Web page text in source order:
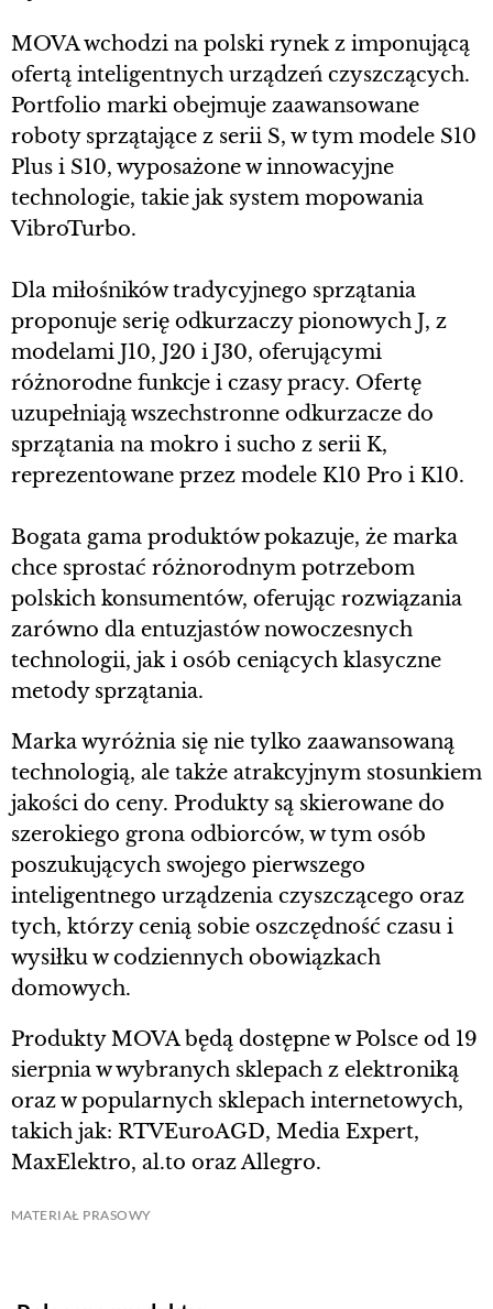
MOVA wchodzi na polski rynek z imponującą
ofertą inteligentnych urządzeń czyszczących.
Portfolio marki obejmuje zaawansowane
roboty sprzątające z serii S, w tym modele S10
Plus i S10, wyposażone w innowacyjne
technologie, takie jak system mopowania
VibroTurbo.
Dla miłośników tradycyjnego sprzątania
proponuje serię odkurzaczy pionowych J, z
modelami J10, J20 i J30, oferującymi
różnorodne funkcje i czasy pracy. Ofertę
uzupełniają wszechstronne odkurzacze do
sprzątania na mokro i sucho z serii K,
reprezentowane przez modele K10 Pro i K10.
Bogata gama produktów pokazuje, że marka
chce sprostać różnorodnym potrzebom
polskich konsumentów, oferując rozwiązania
zarówno dla entuzjastów nowoczesnych
technologii, jak i osób ceniących klasyczne
metody sprzątania.
Marka wyróżnia się nie tylko zaawansowaną
technologią, ale także atrakcyjnym stosunkiem
jakości do ceny. Produkty są skierowane do
szerokiego grona odbiorców, w tym osób
poszukujących swojego pierwszego
inteligentnego urządzenia czyszczącego oraz
tych, którzy cenią sobie oszczędność czasu i
wysiłku w codziennych obowiązkach
domowych.
Produkty MOVA będą dostępne w Polsce od 19
sierpnia w wybranych sklepach z elektroniką
oraz w popularnych sklepach internetowych,
takich jak: RTVEuroAGD, Media Expert,
MaxElektro, al.to oraz Allegro.
MATERIAŁ PRASOWY